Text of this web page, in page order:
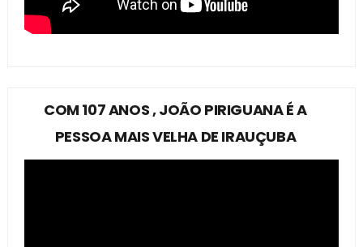
COM 107 ANOS , JOÃO PIRIGUANA É A
PESSOA MAIS VELHA DE IRAUÇUBA